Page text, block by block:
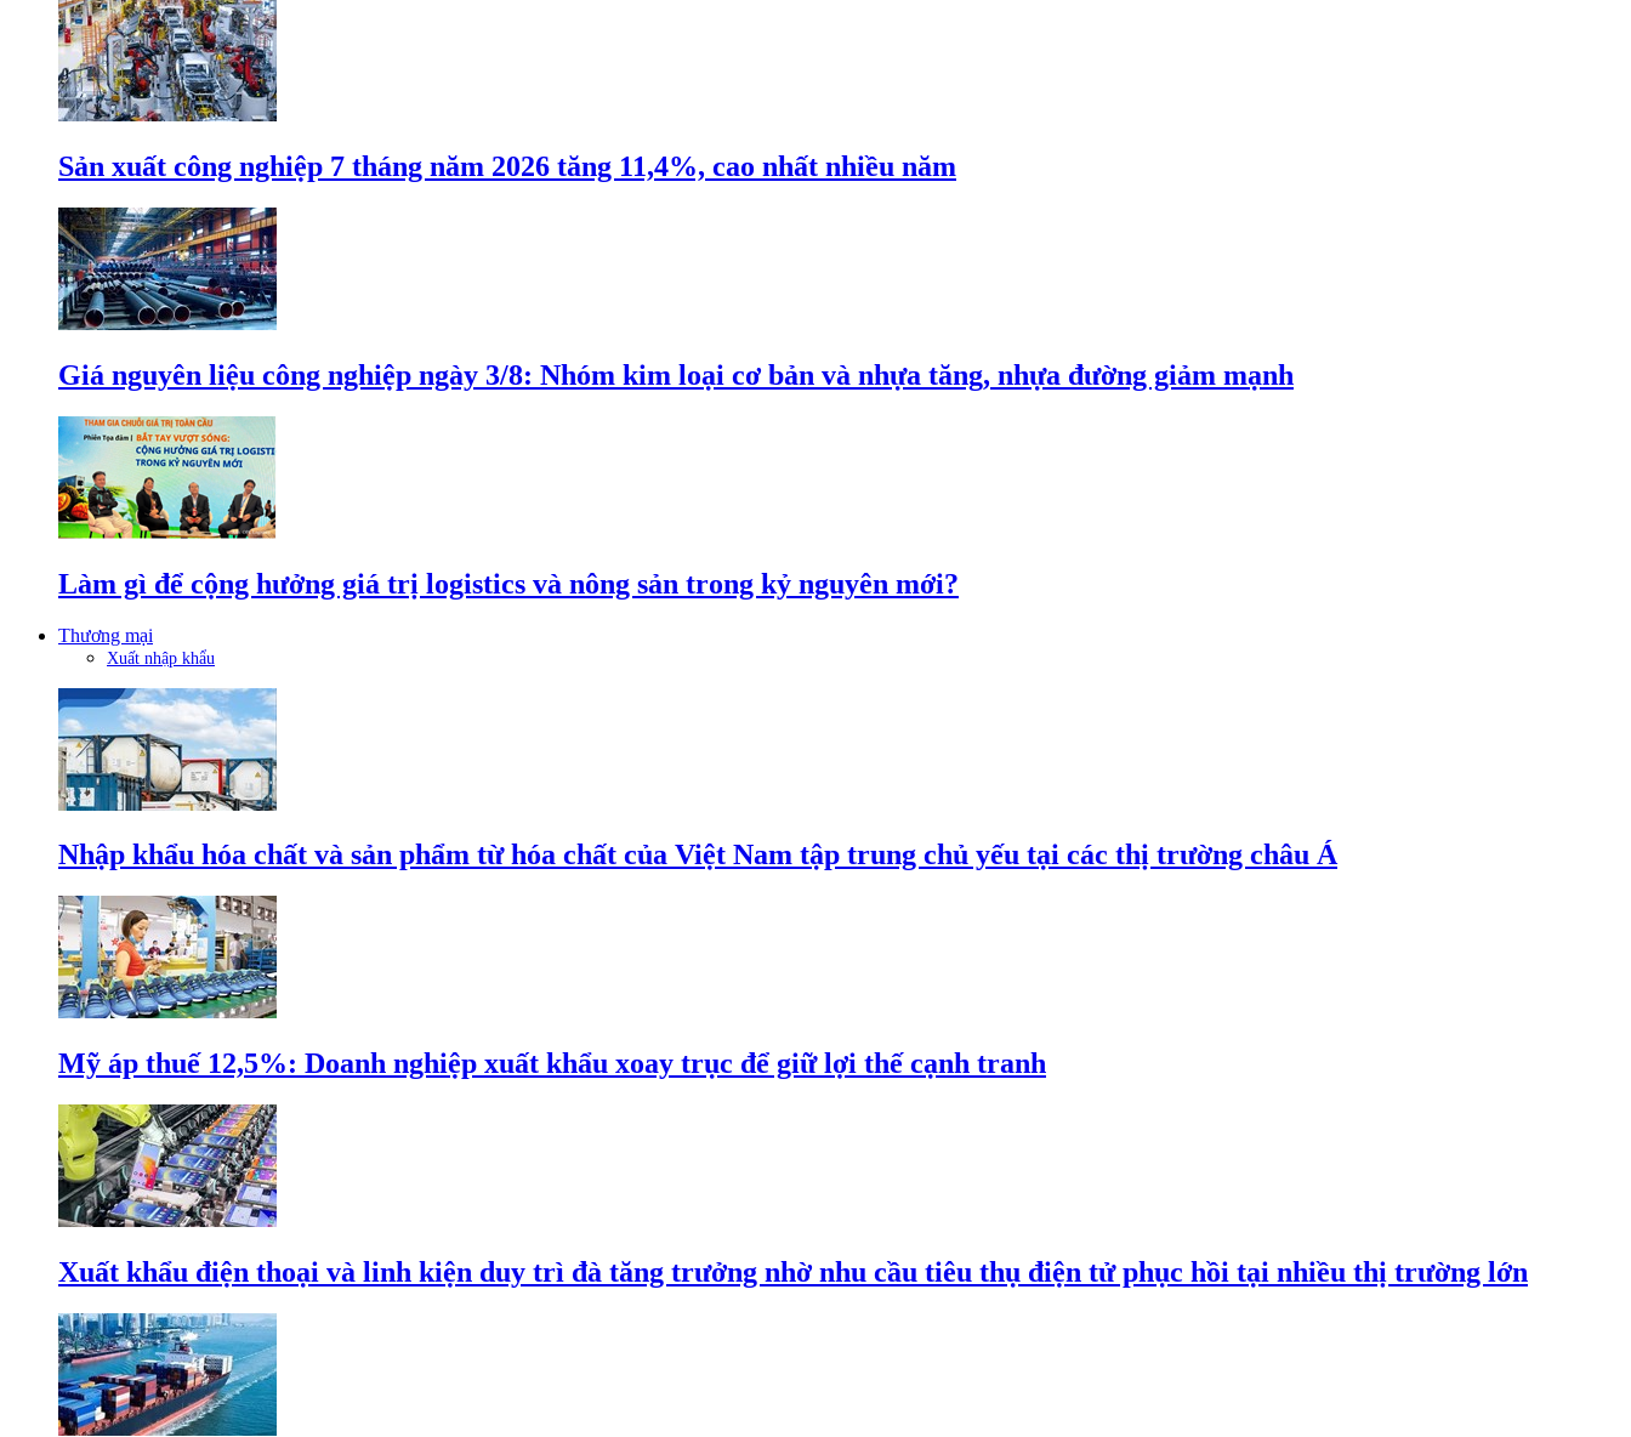
Sản xuất công nghiệp 7 tháng năm 2026 tăng 11,4%, cao nhất nhiều năm
Giá nguyên liệu công nghiệp ngày 3/8: Nhóm kim loại cơ bản và nhựa tăng, nhựa đường giảm mạnh
Làm gì để cộng hưởng giá trị logistics và nông sản trong kỷ nguyên mới?
Thương mại
Xuất nhập khẩu
Nhập khẩu hóa chất và sản phẩm từ hóa chất của Việt Nam tập trung chủ yếu tại các thị trường châu Á
Mỹ áp thuế 12,5%: Doanh nghiệp xuất khẩu xoay trục để giữ lợi thế cạnh tranh
Xuất khẩu điện thoại và linh kiện duy trì đà tăng trưởng nhờ nhu cầu tiêu thụ điện tử phục hồi tại nhiều thị trường lớn